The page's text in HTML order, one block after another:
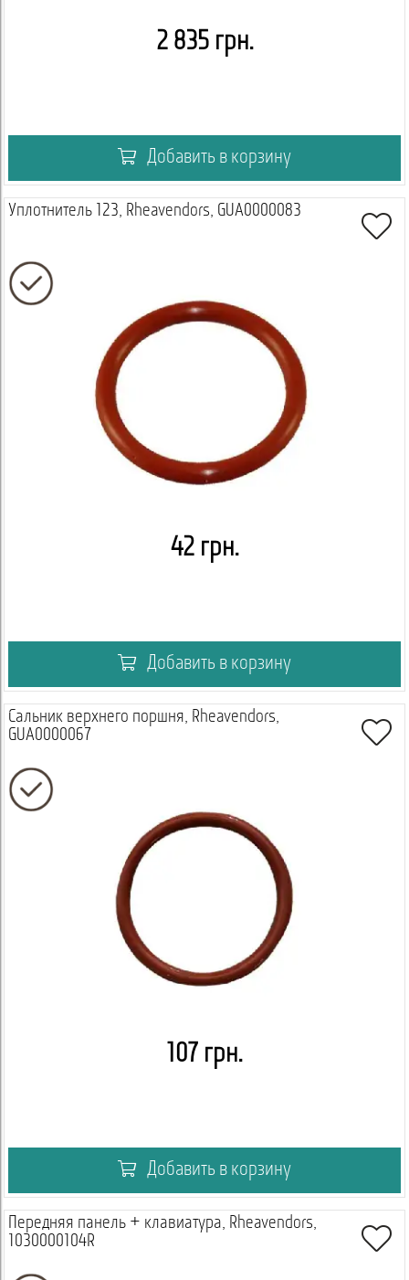
2 835 грн.
Добавить в корзину
Уплотнитель 123, Rheavendors, GUA0000083
42 грн.
Добавить в корзину
Сальник верхнего поршня, Rheavendors,
GUA0000067
107 грн.
Добавить в корзину
Передняя панель + клавиатура, Rheavendors,
1030000104R